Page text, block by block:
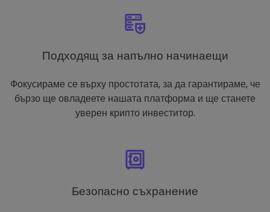
Подходящ за напълно начинаещи
Фокусираме се върху простотата, за да гарантираме, че
бързо ще овладеете нашата платформа и ще станете
уверен крипто инвеститор.
Безопасно съхранение